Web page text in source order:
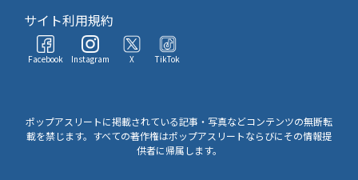
サイト利用規約
Facebook Instagram X TikTok
ポップアスリートに掲載されている記事・写真などコンテンツの無断転
載を禁じます。すべての著作権はポップアスリートならびにその情報提
供者に帰属します。